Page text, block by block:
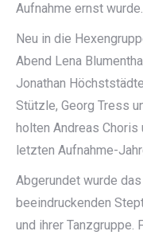
Aufnahme ernst wurde.
Neu in die
Abend Lena
Jonathan
Stützle, Georg Tress
holten Andreas
letzten Aufnahme-
Abgerundet wurde
beeindruckenden
und ihrer Tanzgruppe.